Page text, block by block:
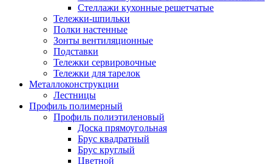
Стеллажи кухонные решетчатые
Тележки-шпильки
Полки настенные
Зонты вентиляционные
Подставки
Тележки сервировочные
Тележки для тарелок
Металлоконструкции
Лестницы
Профиль полимерный
Профиль полиэтиленовый
Доска прямоугольная
Брус квадратный
Брус круглый
Цветной